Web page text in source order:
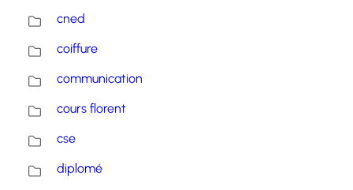
cned
coiffure
communication
cours florent
cse
diplomé